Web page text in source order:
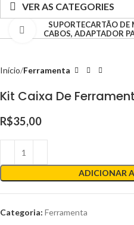
VER AS CATEGORIES
SUPORTECARTÃO DE
CABOS, ADAPTADOR
Clique para ampliar
Início Ferramenta
Kit Caixa De
R$35,00
ADICIONAR
Categoria: Ferramenta